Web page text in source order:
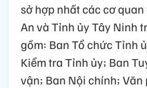
sở hợp nhất các cơ
An và Tỉnh ủy Tây Ninh
gồm: Ban Tổ chức Tỉnh
Kiểm tra Tỉnh ủy; Ban
vận; Ban Nội chính;